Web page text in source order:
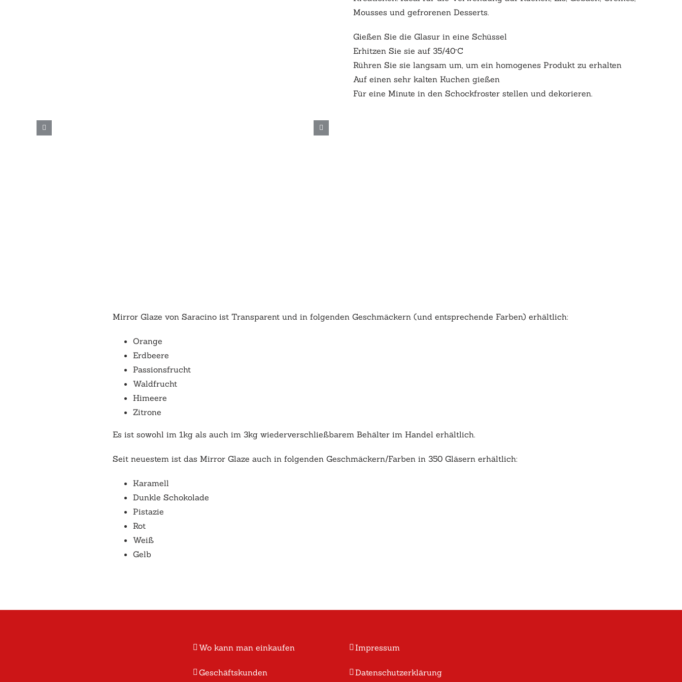
Mousses und gefrorenen Desserts.
Gießen Sie die Glasur in eine Schüssel
Erhitzen Sie sie auf 35/40°C
Rühren Sie sie langsam um, um ein homogenes Produkt zu erhalten
Auf einen sehr kalten Kuchen gießen
Für eine Minute in den Schockfroster stellen und dekorieren.
Mirror Glaze von Saracino ist Transparent und in folgenden Geschmäckern (und entsprechende Farben) erhältlich:
Orange
Erdbeere
Passionsfrucht
Waldfrucht
Himeere
Zitrone
Es ist sowohl im 1kg als auch im 3kg wiederverschließbarem Behälter im Handel erhältlich.
Seit neuestem ist das Mirror Glaze auch in folgenden Geschmäckern/Farben in 350 Gläsern erhältlich:
Karamell
Dunkle Schokolade
Pistazie
Rot
Weiß
Gelb
Wo kann man einkaufen
Geschäftskunden
Impressum
Datenschutzerklärung